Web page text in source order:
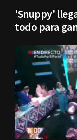
'Snuppy'
todo para